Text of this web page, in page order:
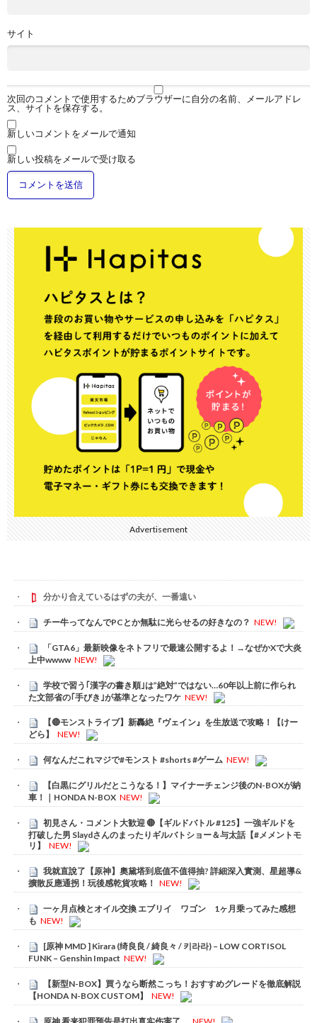
サイト
次回のコメントで使用するためブラウザーに自分の名前、メールアドレ
ス、サイトを保存する。
新しいコメントをメールで通知
新しい投稿をメールで受け取る
Advertisement
分かり合えているはずの夫が、一番遠い
チー牛ってなんでPCとか無駄に光らせるの好きなの？ NEW!
「GTA6」最新映像をネトフリで最速公開するよ！→なぜかXで大炎
上中wwww NEW!
学校で習う｢漢字の書き順｣は”絶対”ではない…60年以上前に作られ
た文部省の｢手びき｣が基準となったワケ NEW!
【🔴モンストライブ】新轟絶『ヴェイン』を生放送で攻略！【けー
どら】
NEW!
何なんだこれマジで#モンスト #shorts #ゲーム NEW!
【白黒にグリルだとこうなる！】マイナーチェンジ後のN-BOXが納
車！｜HONDA N-BOX NEW!
初見さん・コメント大歓迎 🔴【ギルドバトル #125】一強ギルドを
打破した男 Slaydさんのまったりギルバトショー＆与太話【#メメントモ
リ】
NEW!
我就直說了【原神】奧黛塔到底值不值得抽? 詳細深入實測、星超導&
擴散反應通拐！玩後感乾貨攻略！
NEW!
一ヶ月点検とオイル交換 エブリイ ワゴン 1ヶ月乗ってみた感想
も NEW!
[原神 MMD ] Kirara (绮良良 / 綺良々 / 키라라) – LOW CORTISOL
FUNK – Genshin Impact NEW!
【新型N-BOX】買うなら断然こっち！おすすめグレードを徹底解説
【HONDA N-BOX CUSTOM】
NEW!